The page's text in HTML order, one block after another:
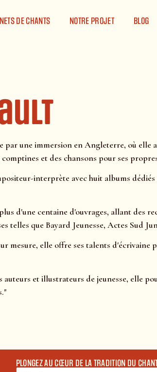
DE CHANTS NOTRE PROJET BLOG
par une immersion en Angleterre, où
et des chansons pour ses
interprète avec huit albums
d'une centaine d'ouvrages, allant des
telles que Bayard Jeunesse, Actes Sud
mesure, elle offre ses talents
auteurs et illustrateurs de jeunesse, elle
PLONGEZ AU CŒUR DE LA TRADITION DU